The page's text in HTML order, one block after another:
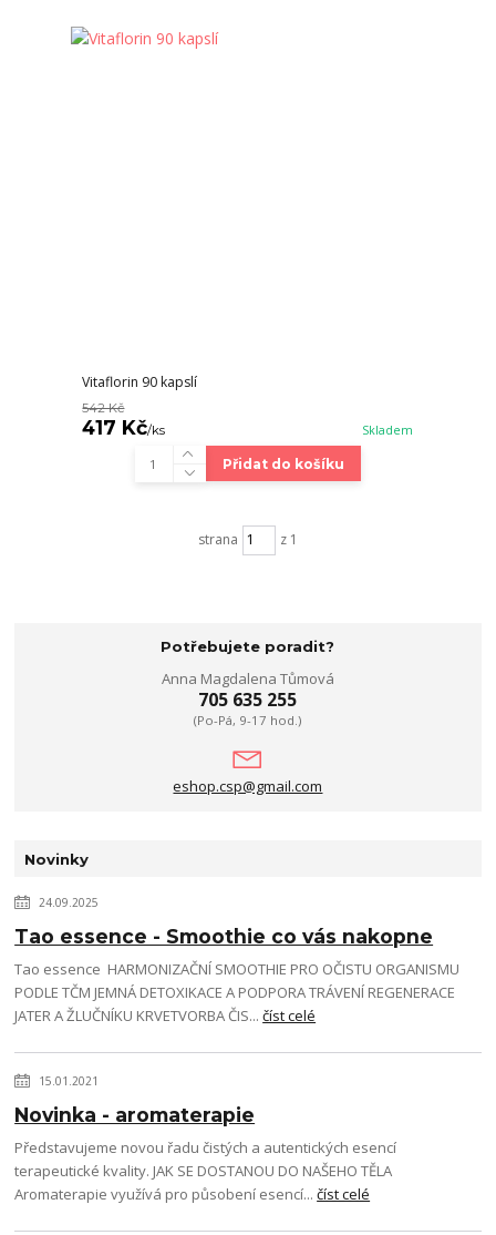
Vitaflorin 90 kapslí
542 Kč
417 Kč/ks Skladem
Přidat do košíku
strana z 1
Potřebujete poradit?
Anna Magdalena Tůmová
705 635 255
(Po-Pá, 9-17 hod.)
eshop.csp@gmail.com
Novinky
24.09.2025
Tao essence - Smoothie co vás nakopne
Tao essence HARMONIZAČNÍ SMOOTHIE PRO OČISTU ORGANISMU
PODLE TČM JEMNÁ DETOXIKACE A PODPORA TRÁVENÍ REGENERACE
JATER A ŽLUČNÍKU KRVETVORBA ČIS...číst celé
15.01.2021
Novinka - aromaterapie
Představujeme novou řadu čistých a autentických esencí
terapeutické kvality. JAK SE DOSTANOU DO NAŠEHO TĚLA
Aromaterapie využívá pro působení esencí...číst celé